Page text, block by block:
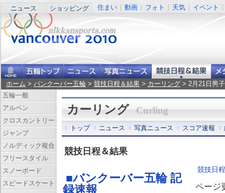
ニュース ショッピング 住まい 動画 フォト 天気 イベント
ホーム > バンクーバー五輪 > 競技日程＆結果 > カーリング > 2月21日男
カーリング Curling
トップ ニュース 写真ニュース スコア速報
競技日程＆結果
■バンクーバー五輪 記
録速報
競技日程
ページ
五輪一般
アルペン
クロスカントリー
ジャンプ
ノルディック複合
フリースタイル
スノーボード
スピードスケート